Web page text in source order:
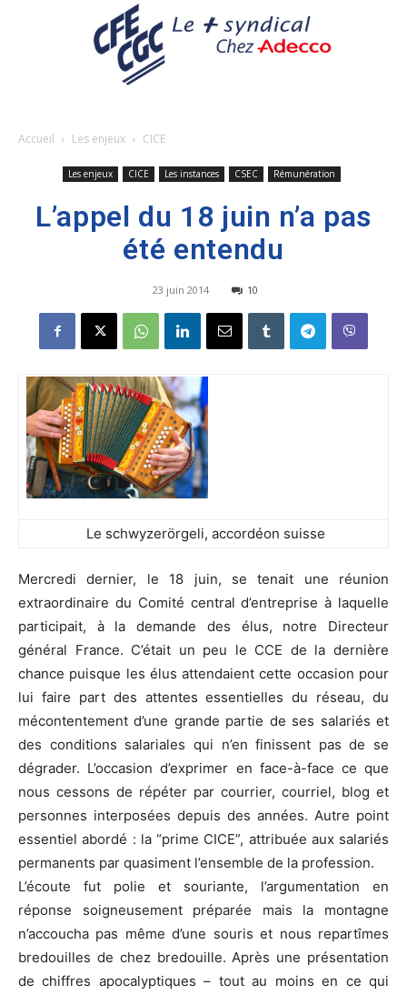
Accueil Les enjeux CICE
Les enjeux CICE Les instances CSEC Rémunération
L’appel du 18 juin n’a pas
été entendu
23 juin 2014 10
Le schwyzerörgeli, accordéon suisse
Mercredi dernier, le 18 juin, se tenait une réunion
extraordinaire du Comité central d’entreprise à laquelle
participait, à la demande des élus, notre Directeur
général France. C’était un peu le CCE de la dernière
chance puisque les élus attendaient cette occasion pour
lui faire part des attentes essentielles du réseau, du
mécontentement d’une grande partie de ses salariés et
des conditions salariales qui n’en finissent pas de se
dégrader. L’occasion d’exprimer en face-à-face ce que
nous cessons de répéter par courrier, courriel, blog et
personnes interposées depuis des années. Autre point
essentiel abordé : la “prime CICE”, attribuée aux salariés
permanents par quasiment l’ensemble de la profession.
L’écoute fut polie et souriante, l’argumentation en
réponse soigneusement préparée mais la montagne
n’accoucha pas même d’une souris et nous repartîmes
bredouilles de chez bredouille. Après une présentation
de chiffres apocalyptiques – tout au moins en ce qui